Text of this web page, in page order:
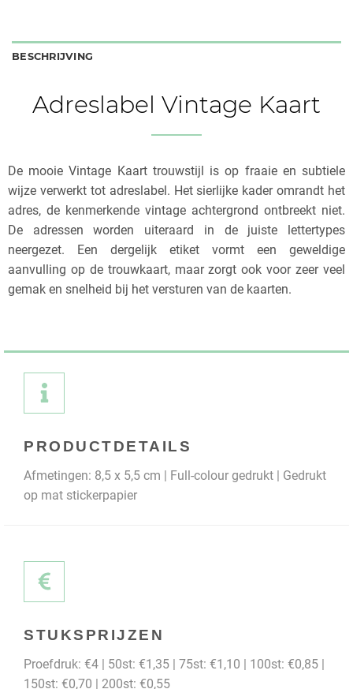
BESCHRIJVING
Adreslabel Vintage Kaart
De mooie Vintage Kaart trouwstijl is op fraaie en subtiele
wijze verwerkt tot adreslabel. Het sierlijke kader omrandt het
adres, de kenmerkende vintage achtergrond ontbreekt niet.
De adressen worden uiteraard in de juiste lettertypes
neergezet. Een dergelijk etiket vormt een geweldige
aanvulling op de trouwkaart, maar zorgt ook voor zeer veel
gemak en snelheid bij het versturen van de kaarten.
PRODUCTDETAILS
Afmetingen: 8,5 x 5,5 cm | Full-colour gedrukt | Gedrukt
op mat stickerpapier
STUKSPRIJZEN
Proefdruk: €4 | 50st: €1,35 | 75st: €1,10 | 100st: €0,85 |
150st: €0,70 | 200st: €0,55